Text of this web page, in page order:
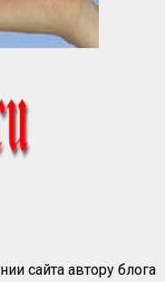
сайта автору блога